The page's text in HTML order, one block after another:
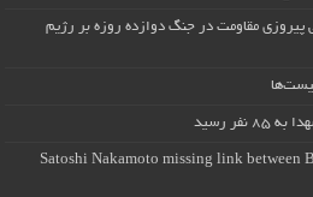
پیروزی مقاومت در جنگ دوازده روزه بر رژیم
رسید
Satoshi Nakamoto missing link between